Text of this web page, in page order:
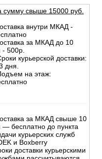
сумму свыше 15000 руб.
внутри МКАД -
за МКАД до 10
- 500р.
курьерской доставки:
дня.
на этаж:
за МКАД свыше 10
— бесплатно до пункта
курьерских служб
и Boxberry
доставки курьерскими